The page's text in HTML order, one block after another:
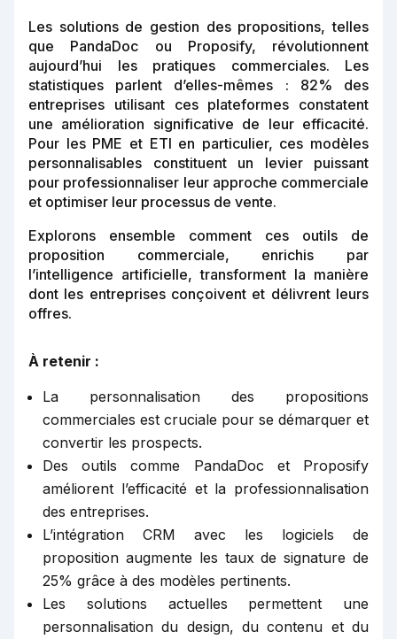
Les solutions de gestion des propositions, telles
que PandaDoc ou Proposify, révolutionnent
aujourd’hui les pratiques commerciales. Les
statistiques parlent d’elles-mêmes : 82% des
entreprises utilisant ces plateformes constatent
une amélioration significative de leur efficacité.
Pour les PME et ETI en particulier, ces modèles
personnalisables constituent un levier puissant
pour professionnaliser leur approche commerciale
et optimiser leur processus de vente.
Explorons ensemble comment ces outils de
proposition commerciale, enrichis par
l’intelligence artificielle, transforment la manière
dont les entreprises conçoivent et délivrent leurs
offres.
À retenir :
La personnalisation des propositions
commerciales est cruciale pour se démarquer et
convertir les prospects.
Des outils comme PandaDoc et Proposify
améliorent l’efficacité et la professionnalisation
des entreprises.
L’intégration CRM avec les logiciels de
proposition augmente les taux de signature de
25% grâce à des modèles pertinents.
Les solutions actuelles permettent une
personnalisation du design, du contenu et du